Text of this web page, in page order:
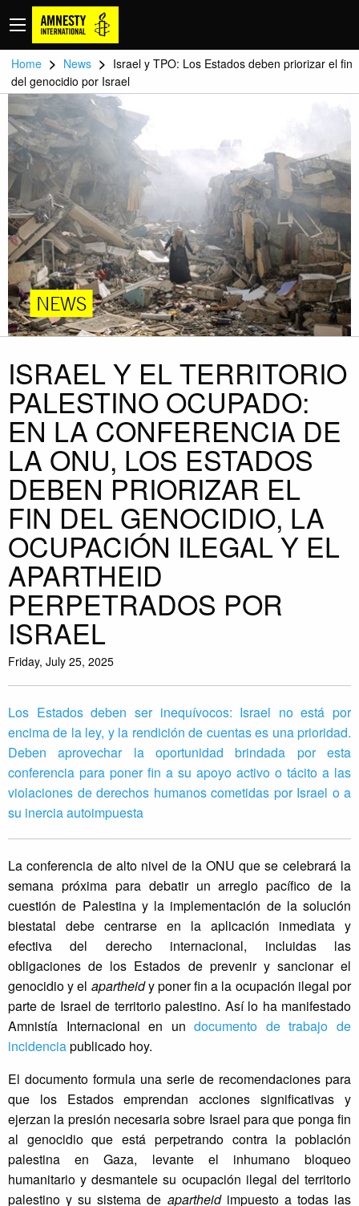
Home > News > Israel y TPO: Los Estados deben priorizar el fin
del genocidio por Israel
NEWS
ISRAEL Y EL TERRITORIO
PALESTINO OCUPADO:
EN LA CONFERENCIA DE
LA ONU, LOS ESTADOS
DEBEN PRIORIZAR EL
FIN DEL GENOCIDIO, LA
OCUPACIÓN ILEGAL Y EL
APARTHEID
PERPETRADOS POR
ISRAEL
Friday, July 25, 2025
Los Estados deben ser inequívocos: Israel no está por
encima de la ley, y la rendición de cuentas es una prioridad.
Deben aprovechar la oportunidad brindada por esta
conferencia para poner fin a su apoyo activo o tácito a las
violaciones de derechos humanos cometidas por Israel o a
su inercia autoimpuesta
La conferencia de alto nivel de la ONU que se celebrará la
semana próxima para debatir un arreglo pacífico de la
cuestión de Palestina y la implementación de la solución
biestatal debe centrarse en la aplicación inmediata y
efectiva del derecho internacional, incluidas las
obligaciones de los Estados de prevenir y sancionar el
genocidio y el apartheidy poner fin a la ocupación ilegal por
parte de Israel de territorio palestino. Así lo ha manifestado
Amnistía Internacional en undocumento de trabajo de
incidenciapublicado hoy.
El documento formula una serie de recomendaciones para
que los Estados emprendan acciones significativas y
ejerzan la presión necesaria sobre Israel para que ponga fin
al genocidio que está perpetrando contra la población
palestina en Gaza, levante el inhumano bloqueo
humanitario y desmantele su ocupación ilegal del territorio
palestino y su sistema de apartheidimpuesto a todas las